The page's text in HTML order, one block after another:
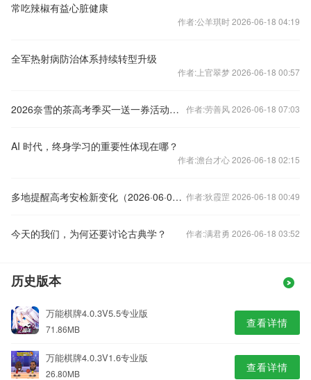
常吃辣椒有益心脏健康
作者:公羊琪时 2026-06-18 04:19
全军热射病防治体系持续转型升级
作者:上官翠梦 2026-06-18 00:57
2026奈雪的茶高考季买一送一券活动参与指南 作者:劳善风 2026-06-18 07:03
AI 时代，终身学习的重要性体现在哪？
作者:澹台才心 2026-06-18 02:15
多地提醒高考安检新变化（2026·06·05） 作者:狄霞罡 2026-06-18 00:49
今天的我们，为何还要讨论古典学？ 作者:满君勇 2026-06-18 03:52
历史版本
万能棋牌4.0.3V5.5专业版
71.86MB 查看详情
万能棋牌4.0.3V1.6专业版
26.80MB 查看详情